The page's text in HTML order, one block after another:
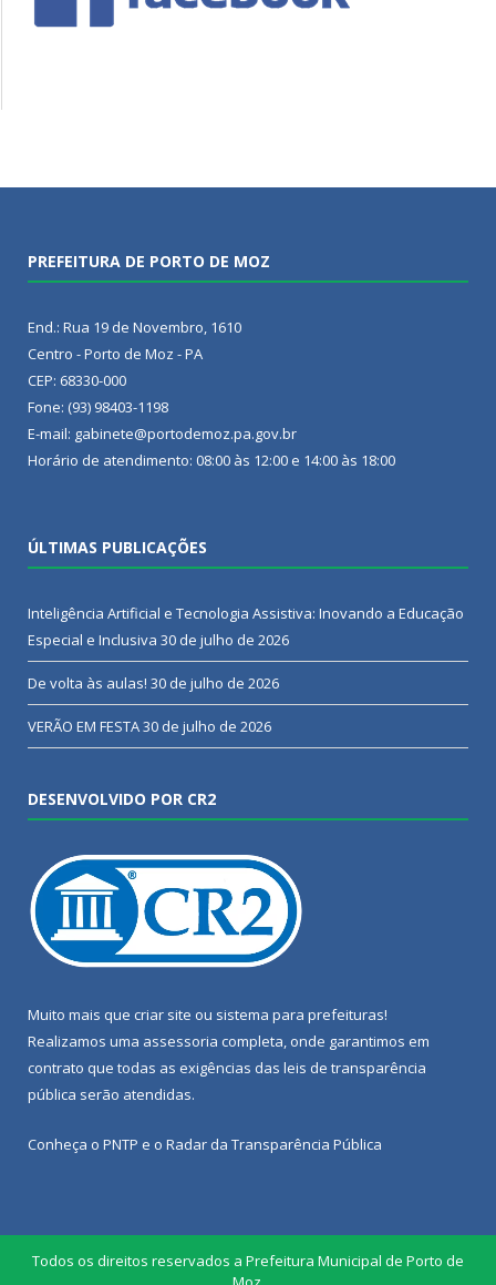
PREFEITURA DE PORTO DE MOZ
End.: Rua 19 de Novembro, 1610
Centro - Porto de Moz - PA
CEP: 68330-000
Fone: (93) 98403-1198
E-mail: gabinete@portodemoz.pa.gov.br
Horário de atendimento: 08:00 às 12:00 e 14:00 às 18:00
ÚLTIMAS PUBLICAÇÕES
Inteligência Artificial e Tecnologia Assistiva: Inovando a Educação
Especial e Inclusiva 30 de julho de 2026
De volta às aulas! 30 de julho de 2026
VERÃO EM FESTA30 de julho de 2026
DESENVOLVIDO POR CR2
Muito mais que criar site ou sistema para prefeituras!
Realizamos uma assessoria completa, onde garantimos em
contrato que todas as exigências das leis de transparência
pública serão atendidas.
Conheça o PNTP e o Radar da Transparência Pública
Todos os direitos reservados a Prefeitura Municipal de Porto de